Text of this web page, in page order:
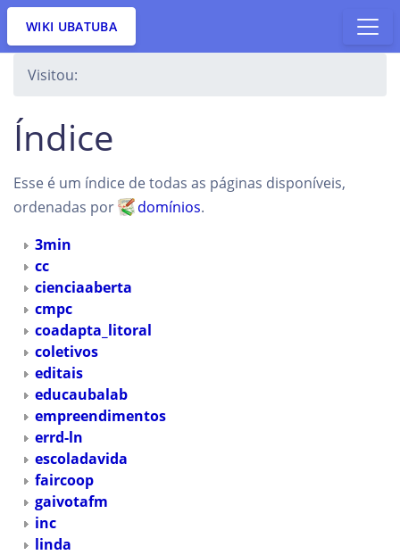
WIKI UBATUBA
Visitou:
Índice
Esse é um índice de todas as páginas disponíveis,
ordenadas por
domínios.
3min
cc
cienciaaberta
cmpc
coadapta_litoral
coletivos
editais
educaubalab
empreendimentos
errd-ln
escoladavida
faircoop
gaivotafm
inc
linda